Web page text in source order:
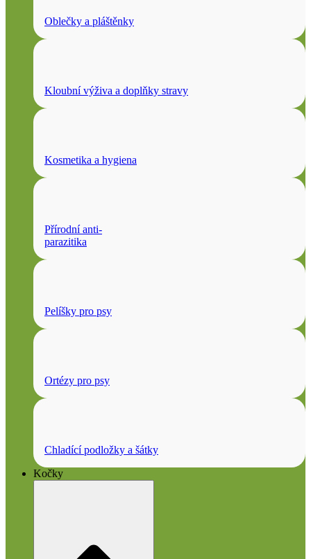
Oblečky a pláštěnky
Kloubní výživa a doplňky stravy
Kosmetika a hygiena
Přírodní anti-
parazitika
Pelíšky pro psy
Ortézy pro psy
Chladící podložky a šátky
Kočky